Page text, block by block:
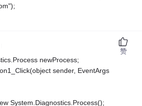
newProcess;
sender, EventArgs
System.Diagnostics.Process();
赞